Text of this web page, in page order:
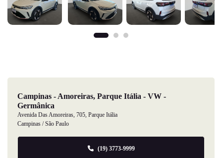
Campinas - Amoreiras, Parque Itália - VW -
Germânica
Avenida Das Amoreiras, 705, Parque Itália
Campinas / São Paulo
(19) 3773-9999